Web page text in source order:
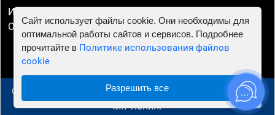
ИП Смирнов Георгий Павлович. ИНН 781302555843,
ОГРНИП 324470400032610
© 2010 - 2026 Чип тюнинг в Самаре - Автосервис "Евро
Чип Тюнинг"
Сайт использует файлы cookie. Они необходимы для
оптимальной работы сайтов и сервисов. Подробнее
прочитайте в Политике использования файлов
cookie
Разрешить все